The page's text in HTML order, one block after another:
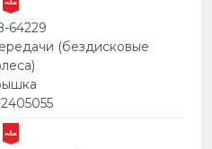
64229
(бездисковые